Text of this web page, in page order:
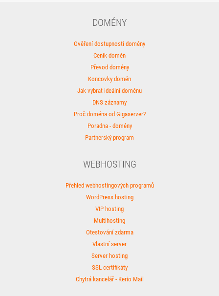
DOMÉNY
Ověření dostupnosti domény
Ceník domén
Převod domény
Koncovky domén
Jak vybrat ideální doménu
DNS záznamy
Proč doména od Gigaserver?
Poradna - domény
Partnerský program
WEBHOSTING
Přehled webhostingových programů
WordPress hosting
VIP hosting
Multihosting
Otestování zdarma
Vlastní server
Server hosting
SSL certifikáty
Chytrá kancelář - Kerio Mail